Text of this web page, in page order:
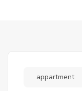
appartment